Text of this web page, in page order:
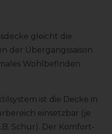
gleicht die
der Übergangssaison
Wohlbefinden
ist die Decke in
einsetzbar (je
Schur). Der Komfort-